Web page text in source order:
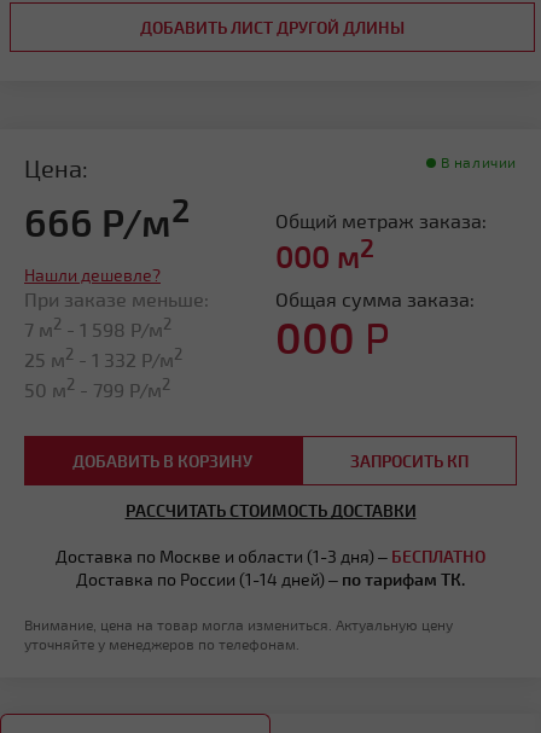
ДОБАВИТЬ ЛИСТ ДРУГОЙ ДЛИНЫ
Цена:
666 Р/м2
Нашли дешевле?
При заказе меньше:
7 м2 - 1 598 Р/м2
25 м2 - 1 332 Р/м2
50 м2 - 799 Р/м2
В наличии
Общий метраж заказа:
000 м2
Общая сумма заказа:
000 Р
ДОБАВИТЬ В КОРЗИНУ ЗАПРОСИТЬ КП
РАССЧИТАТЬ СТОИМОСТЬ ДОСТАВКИ
Доставка по Москве и области (1-3 дня) – БЕСПЛАТНО
Доставка по России (1-14 дней) – по тарифам ТК.
Внимание, цена на товар могла измениться. Актуальную цену
уточняйте у менеджеров по телефонам.